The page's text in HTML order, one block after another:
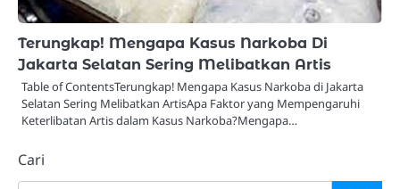
Terungkap! Mengapa Kasus Narkoba Di
Jakarta Selatan Sering Melibatkan Artis
Table of ContentsTerungkap! Mengapa Kasus Narkoba di Jakarta
Selatan Sering Melibatkan ArtisApa Faktor yang Mempengaruhi
Keterlibatan Artis dalam Kasus Narkoba?Mengapa…
Cari